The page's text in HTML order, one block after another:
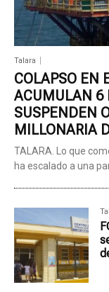
Talara
COLAPSO EN
ACUMULAN 6
SUSPENDEN
MILLONARIA
TALARA. Lo que
ha escalado a una